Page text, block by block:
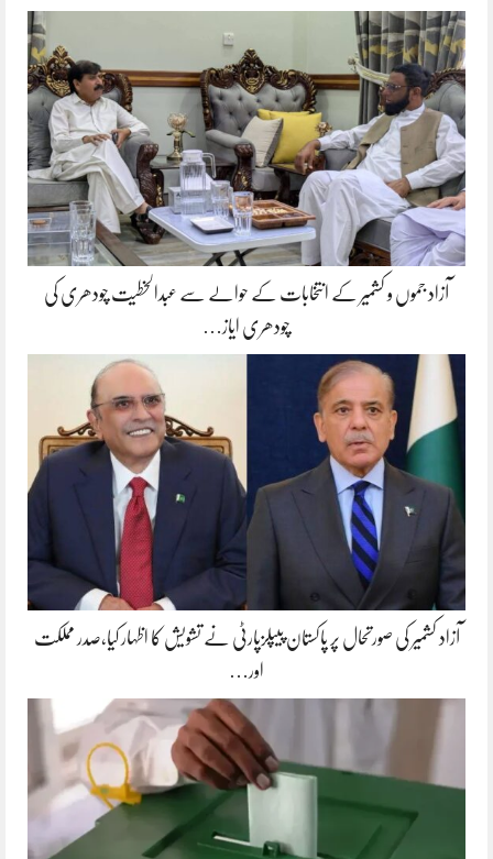
آزاد جموں و کشمیر کے انتخابات کے حوالے سے عبدالخطیت چودھری کی
چودھری ایاز…
آزاد کشمیر کی صورتحال پر پاکستان پیپلزپارٹی نے تشویش کا اظہار کیا،صدر مملکت
اور…